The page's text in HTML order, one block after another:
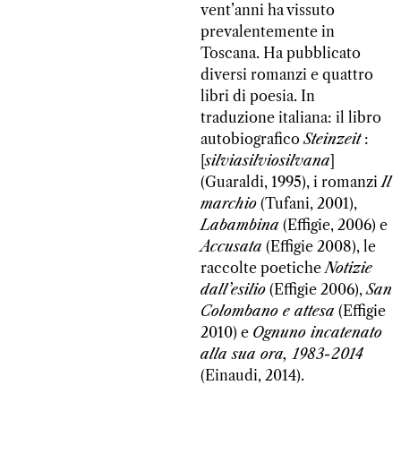
vent’anni ha vissuto
prevalentemente in
Toscana. Ha pubblicato
diversi romanzi e quattro
libri di poesia. In
traduzione italiana: il libro
autobiograficoSteinzeit:
[silviasilviosilvana]
(Guaraldi, 1995), i romanziIl
marchio (Tufani, 2001),
Labambina (Effigie, 2006) e
Accusata (Effigie 2008), le
raccolte poeticheNotizie
dall’esilio (Effigie 2006),San
Colombano e attesa (Effigie
2010) e Ognuno incatenato
alla sua ora, 1983-2014
(Einaudi, 2014).